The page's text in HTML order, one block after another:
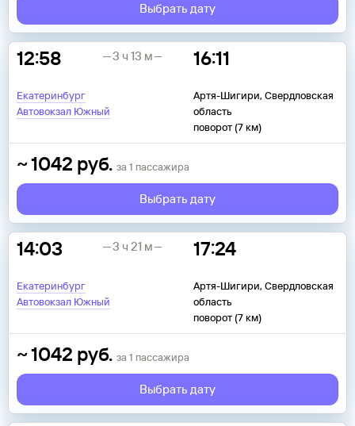
Выбрать дату
12:58
Екатеринбург
Автовокзал Южный
16:11
Артя-Шигири, Свердловская
область
поворот (7 км)
3 ч 13 м
~1042 руб. за 1 пассажира
Выбрать дату
14:03
Екатеринбург
Автовокзал Южный
17:24
Артя-Шигири, Свердловская
область
поворот (7 км)
3 ч 21 м
~1042 руб. за 1 пассажира
Выбрать дату